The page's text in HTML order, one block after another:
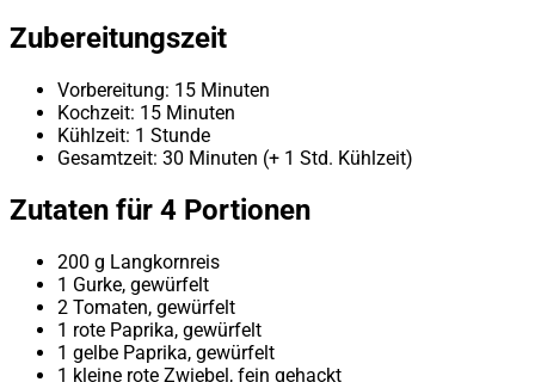
Zubereitungszeit
Vorbereitung: 15 Minuten
Kochzeit: 15 Minuten
Kühlzeit: 1 Stunde
Gesamtzeit: 30 Minuten (+ 1 Std. Kühlzeit)
Zutaten für 4 Portionen
200 g Langkornreis
1 Gurke, gewürfelt
2 Tomaten, gewürfelt
1 rote Paprika, gewürfelt
1 gelbe Paprika, gewürfelt
1 kleine rote Zwiebel, fein gehackt